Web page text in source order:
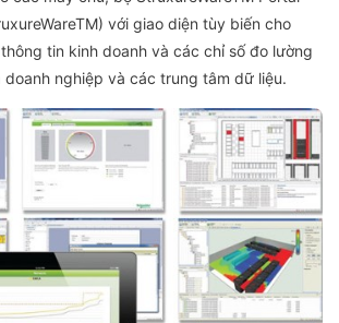
với giao diện tùy biến cho
tin kinh doanh và các chỉ số đo lường
doanh nghiệp và các trung tâm dữ liệu.